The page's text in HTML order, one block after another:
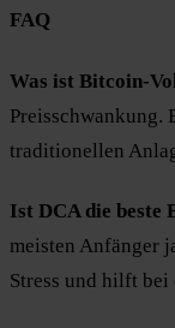
FAQ
Was ist Bitcoin-
Preisschwankung.
traditionellen
Ist DCA die beste
meisten Anfänger
Stress und hilft